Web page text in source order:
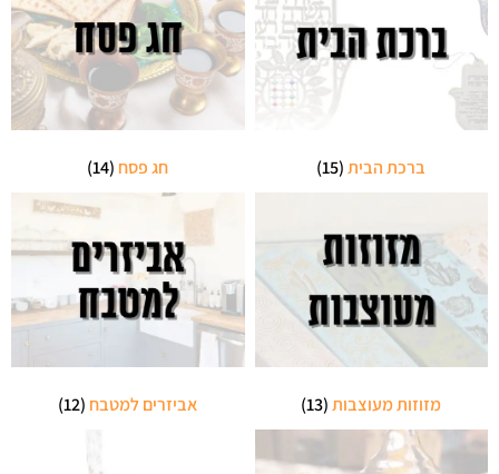
ברכת הבית(15) חג פסח (14)
מזוזות מעוצבות(13) אביזרים למטבח (12)